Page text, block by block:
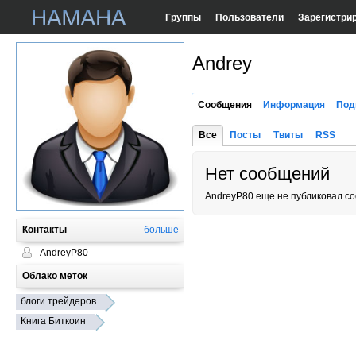
Группы Пользователи
Контакты больше
AndreyP80
Облако меток
блоги трейдеров
Книга Биткоин
Andrey
Сообщения Информация
Все Посты Твиты RSS
Нет сообщений
AndreyP80 еще не публиковал